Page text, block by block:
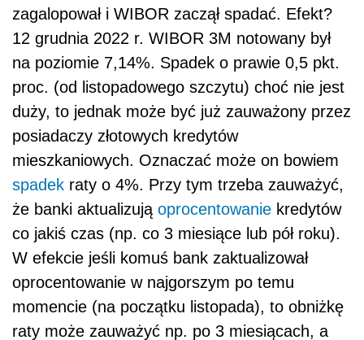
zagalopował i WIBOR zaczął spadać. Efekt?
12 grudnia 2022 r. WIBOR 3M notowany był
na poziomie 7,14%. Spadek o prawie 0,5 pkt.
proc. (od listopadowego szczytu) choć nie jest
duży, to jednak może być już zauważony przez
posiadaczy złotowych kredytów
mieszkaniowych. Oznaczać może on bowiem
spadek raty o 4%. Przy tym trzeba zauważyć,
że banki aktualizują oprocentowanie kredytów
co jakiś czas (np. co 3 miesiące lub pół roku).
W efekcie jeśli komuś bank zaktualizował
oprocentowanie w najgorszym po temu
momencie (na początku listopada), to obniżkę
raty może zauważyć np. po 3 miesiącach, a